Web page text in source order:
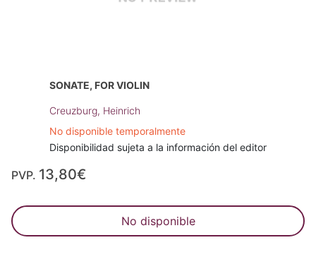
SONATE, FOR VIOLIN
Creuzburg, Heinrich
No disponible temporalmente
Disponibilidad sujeta a la información del editor
PVP. 13,80€
No disponible